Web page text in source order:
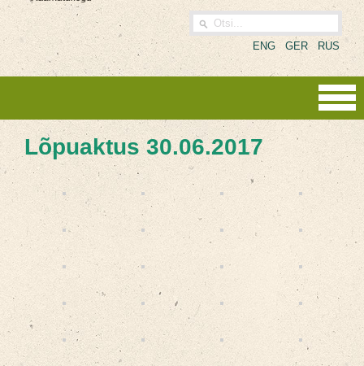
ENG GER RUS
Lõpuaktus 30.06.2017